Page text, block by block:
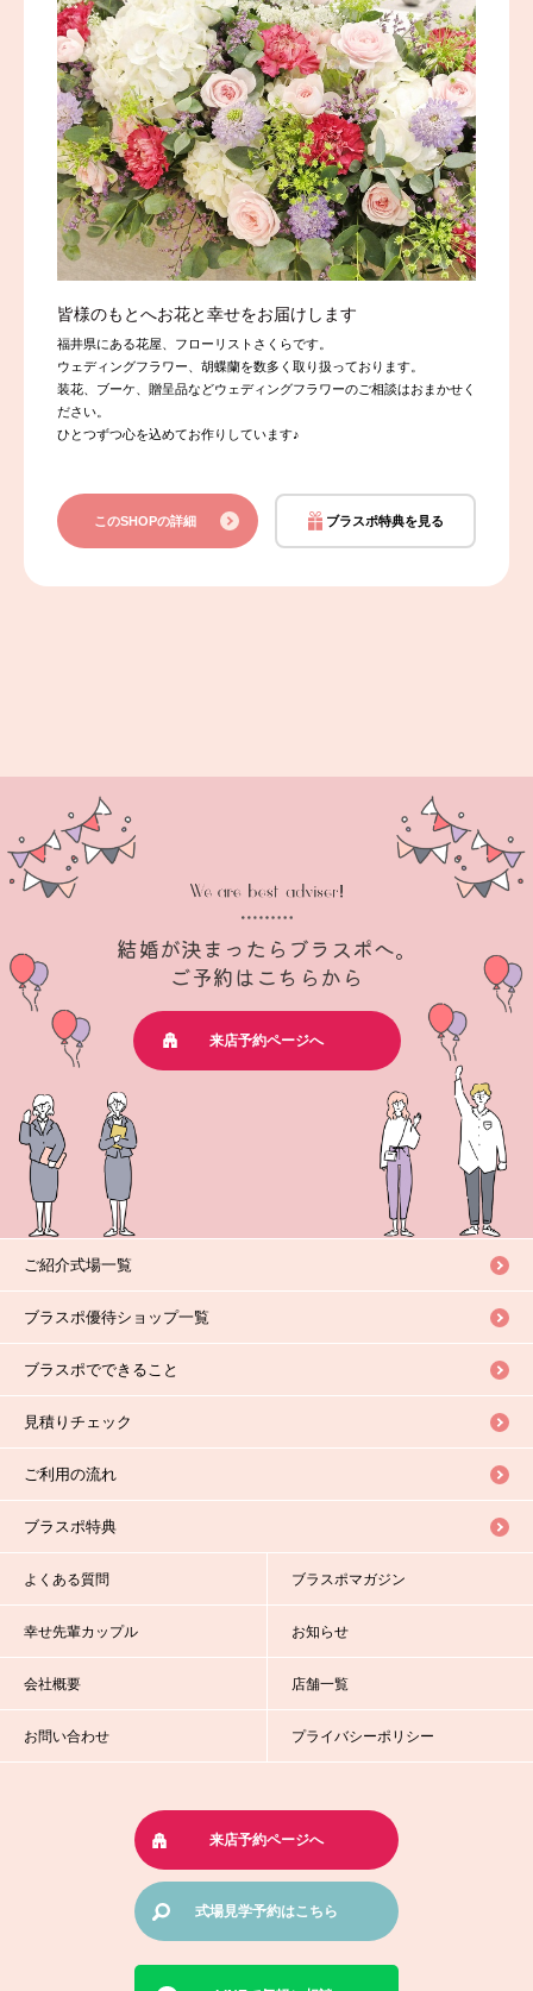
皆様のもとへお花と幸せをお届けします
福井県にある花屋、フローリストさくらです。
ウェディングフラワー、胡蝶蘭を数多く取り扱っております。
装花、ブーケ、贈呈品などウェディングフラワーのご相談はおまかせく
ださい。
ひとつずつ心を込めてお作りしています♪
このSHOPの詳細 ブラスポ特典を見る
結婚が決まったらブラスポへ。
ご予約はこちらから
来店予約ページへ
ご紹介式場一覧
ブラスポ優待ショップ一覧
ブラスポでできること
見積りチェック
ご利用の流れ
ブラスポ特典
よくある質問 ブラスポマガジン
幸せ先輩カップル お知らせ
会社概要 店舗一覧
お問い合わせ プライバシーポリシー
来店予約ページへ
式場見学予約はこちら